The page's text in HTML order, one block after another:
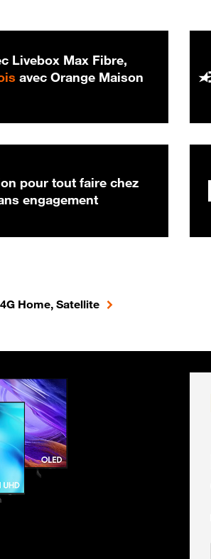
Livebox Max Fibre,
20 € par mois
avec Orange Maison
pour tout faire chez
engagement
Home, Satellite